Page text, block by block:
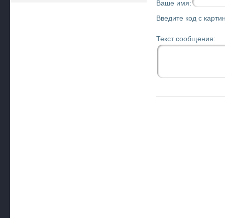
Ваше имя:
Введите код с
Текст сообщения: